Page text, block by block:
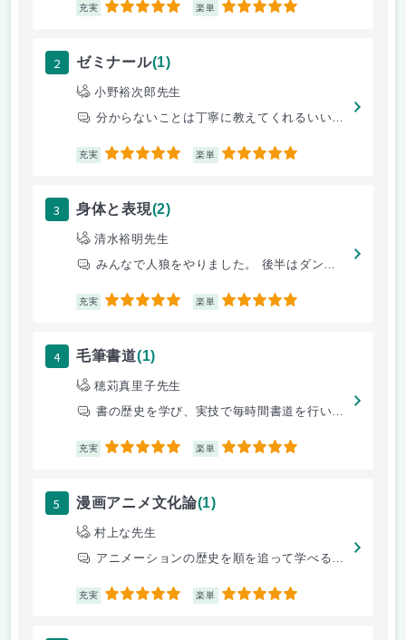
充実 5 楽単 5
2 ゼミナール(1)
小野裕次郎先生
分からないことは丁寧に教えてくれるいい先生です
充実 5 楽単 5
3 身体と表現(2)
清水裕明先生
みんなで人狼をやりました。 後半はダンスでした。先生との雑談で終わるこ
充実 5 楽単 5
4 毛筆書道(1)
穂苅真里子先生
書の歴史を学び、実技で毎時間書道を行います。テストやレポート課題はなく
充実 5 楽単 5
5 漫画アニメ文化論(1)
村上な先生
アニメーションの歴史を順を追って学べるのでとても楽しかった。サブカルチ
充実 5 楽単 5